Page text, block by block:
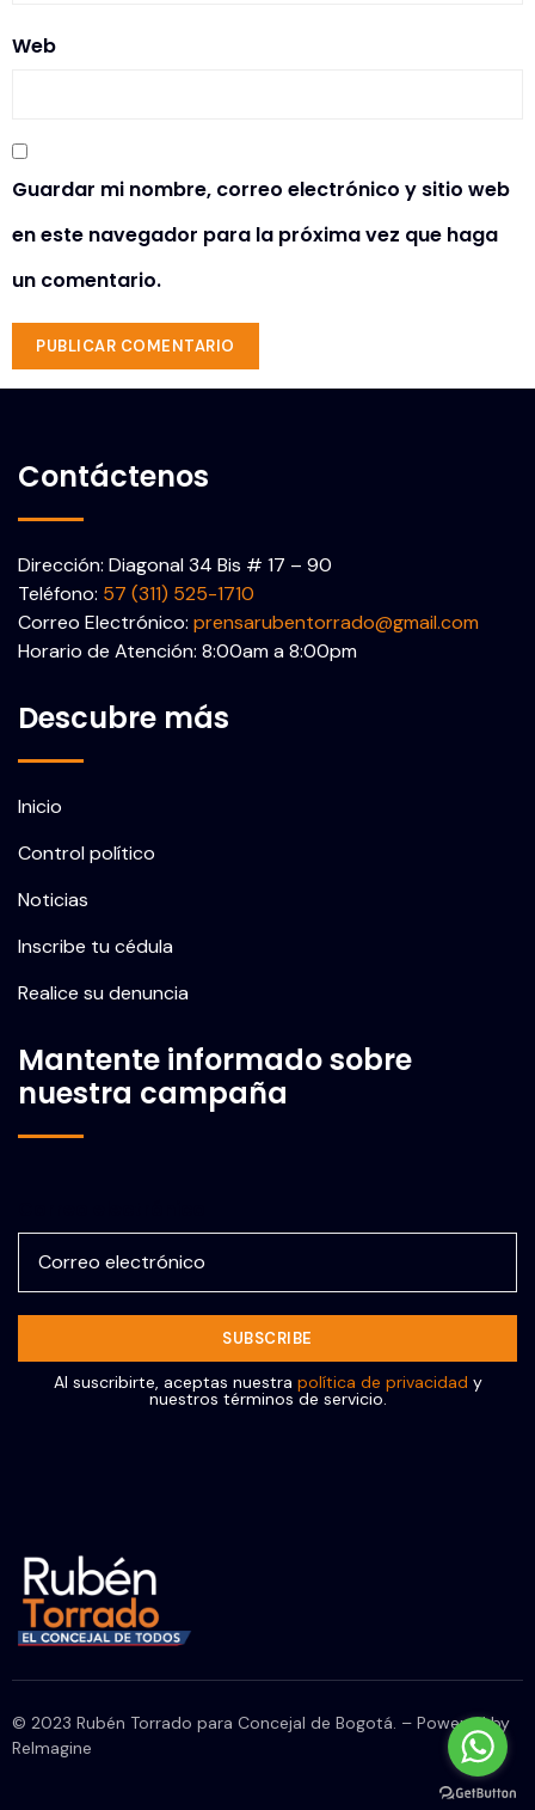
Web
Guardar mi nombre, correo electrónico y sitio web
en este navegador para la próxima vez que haga
un comentario.
Contáctenos
Dirección: Diagonal 34 Bis # 17 – 90
Teléfono: 57 (311) 525-1710
Correo Electrónico: prensarubentorrado@gmail.com
Horario de Atención: 8:00am a 8:00pm
Descubre más
Inicio
Control político
Noticias
Inscribe tu cédula
Realice su denuncia
Mantente informado sobre
nuestra campaña
Al suscribirte, aceptas nuestra política de privacidad y
nuestros términos de servicio.
© 2023 Rubén Torrado para Concejal de Bogotá. – Powered by
ReImagine